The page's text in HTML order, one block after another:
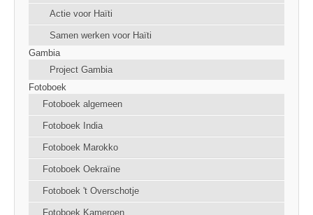
Actie voor Haïti
Samen werken voor Haïti
Gambia
Project Gambia
Fotoboek
Fotoboek algemeen
Fotoboek India
Fotoboek Marokko
Fotoboek Oekraïne
Fotoboek 't Overschotje
Fotoboek Kameroen